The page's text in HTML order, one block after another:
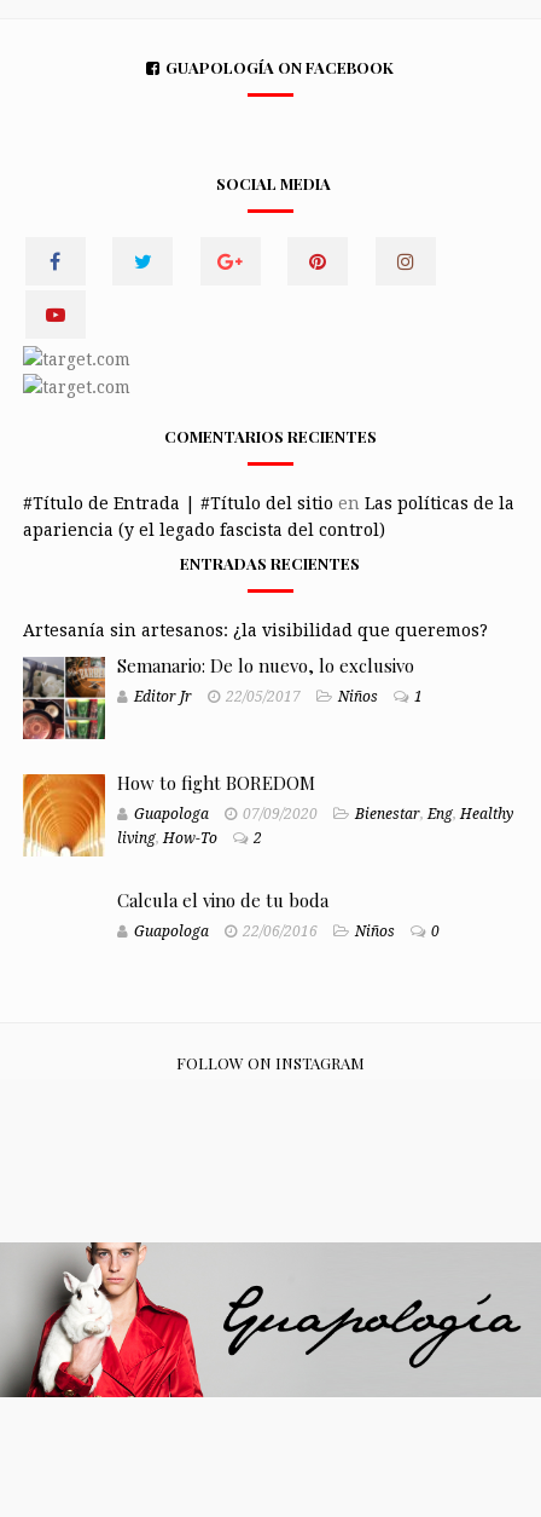
GUAPOLOGÍA ON FACEBOOK
SOCIAL MEDIA
COMENTARIOS RECIENTES
#Título de Entrada | #Título del sitio en Las políticas de la
apariencia (y el legado fascista del control)
ENTRADAS RECIENTES
Artesanía sin artesanos: ¿la visibilidad que queremos?
Semanario: De lo nuevo, lo exclusivo
Editor Jr 22/05/2017 Niños 1
How to fight BOREDOM
Guapologa 07/09/2020 Bienestar,Eng,Healthy
living,How-To 2
Calcula el vino de tu boda
Guapologa 22/06/2016 Niños 0
FOLLOW ON INSTAGRAM